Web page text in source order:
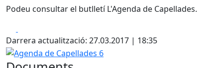
Podeu consultar el butlletí L'Agenda de Capellades.
Darrera actualització: 27.03.2017 | 18:35
Agenda de Capellades 6